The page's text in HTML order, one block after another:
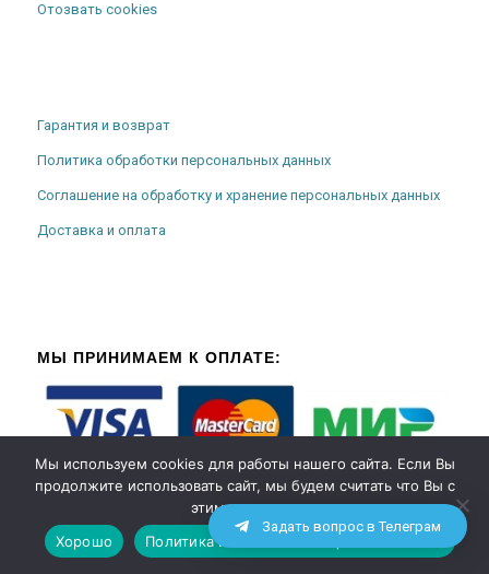
Отозвать cookies
Гарантия и возврат
Политика обработки персональных данных
Соглашение на обработку и хранение персональных данных
Доставка и оплата
МЫ ПРИНИМАЕМ К ОПЛАТЕ:
Задать вопрос в Телеграм
Мы используем cookies для работы нашего сайта. Если Вы
продолжите использовать сайт, мы будем считать что Вы с
этим согласны.
Хорошо
Политика использования файлов cookies